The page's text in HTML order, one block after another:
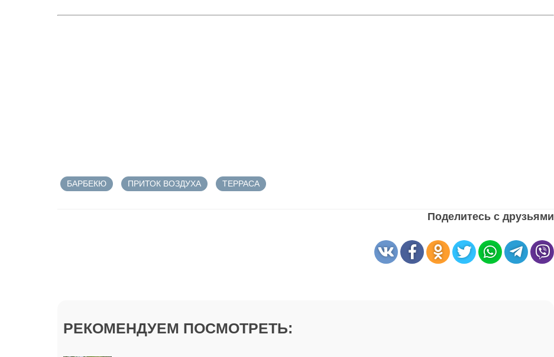
БАРБЕКЮ ПРИТОК ВОЗДУХА ТЕРРАСА
Поделитесь с друзьями
РЕКОМЕНДУЕМ ПОСМОТРЕТЬ: